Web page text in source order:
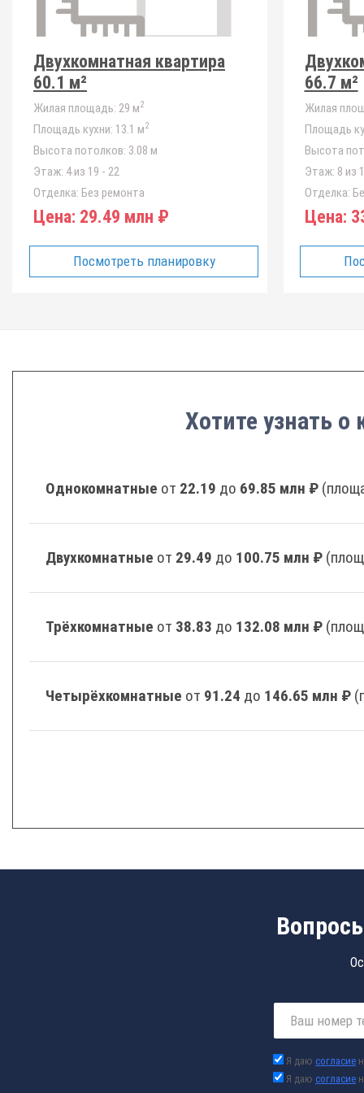
Двухкомнатная квартира
60.1 м²
Жилая площадь: 29 м2
Площадь кухни: 13.1 м2
Высота потолков: 3.08 м
Этаж: 4 из 19 - 22
Отделка: Без ремонта
Цена: 29.49 млн ₽
Посмотреть планировку
66.7 м²
Жилая
Площадь
Высота
Этаж: 8 из
Отделка:
Цена:
Хотите узнать
Однокомнатные от 22.19 до 69.85 млн ₽
Двухкомнатные от 29.49 до 100.75 млн ₽
Трёхкомнатные от 38.83 до 132.08 млн ₽
Четырёхкомнатные от 91.24 до 146.65 млн ₽
Я даю согласие
Я даю согласие